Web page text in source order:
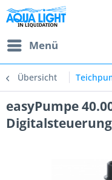
Menü
Übersicht
easyPumpe